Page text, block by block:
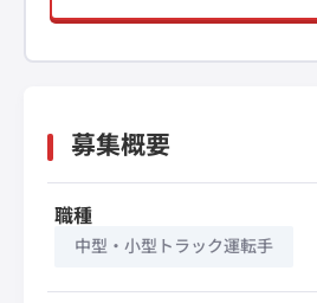
募集概要
職種
中型・小型トラック運転手